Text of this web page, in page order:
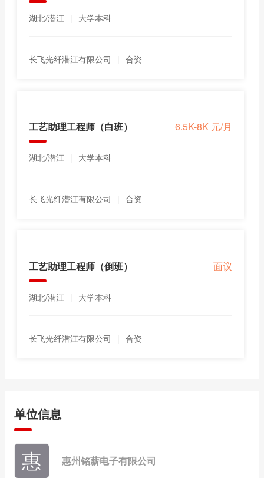
湖北/潜江 | 大学本科
长飞光纤潜江有限公司 | 合资
6.5K-8K 元/月
工艺助理工程师（白班）
湖北/潜江 | 大学本科
长飞光纤潜江有限公司 | 合资
面议
工艺助理工程师（倒班）
湖北/潜江 | 大学本科
长飞光纤潜江有限公司 | 合资
单位信息
惠州铭薪电子有限公司